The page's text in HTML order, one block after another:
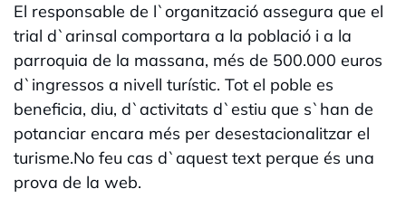
El responsable de l`organització assegura que el
trial d`arinsal comportara a la població i a la
parroquia de la massana, més de 500.000 euros
d`ingressos a nivell turístic. Tot el poble es
beneficia, diu, d`activitats d`estiu que s`han de
potanciar encara més per desestacionalitzar el
turisme.No feu cas d`aquest text perque és una
prova de la web.